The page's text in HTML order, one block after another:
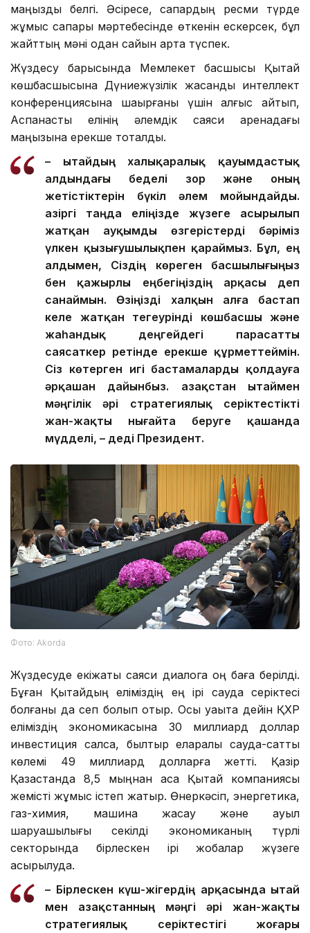
маңызды белгі. Әсіресе, сапардың ресми түрде
жұмыс сапары мәртебесінде өткенін ескерсек, бұл
жайттың мәні одан сайын арта түспек.
Жүздесу барысында Мемлекет басшысы Қытай
көшбасшысына Дүниежүзілік жасанды интеллект
конференциясына шақырғаны үшін алғыс айтып,
Аспанасты елінің әлемдік саяси аренадағы
маңызына ерекше тоқталды.
– Қытайдың халықаралық қауымдастық
алдындағы беделі зор және оның
жетістіктерін бүкіл әлем мойындайды.
Қазіргі таңда еліңізде жүзеге асырылып
жатқан ауқымды өзгерістерді бәріміз
үлкен қызығушылықпен қараймыз. Бұл, ең
алдымен, Сіздің көреген басшылығыңыз
бен қажырлы еңбегіңіздің арқасы деп
санаймын. Өзіңізді халқын алға бастап
келе жатқан тегеурінді көшбасшы және
жаһандық деңгейдегі парасатты
саясаткер ретінде ерекше құрметтеймін.
Сіз көтерген игі бастамаларды қолдауға
әрқашан дайынбыз. Қазақстан Қытаймен
мәңгілік әрі стратегиялық серіктестікті
жан-жақты нығайта беруге қашанда
мүдделі, – деді Президент.
Фото: Аkorda
Жүздесуде екіжақты саяси диалогқа оң баға берілді.
Бұған Қытайдың еліміздің ең ірі сауда серіктесі
болғаны да сеп болып отыр. Осы уақытқа дейін ҚХР
еліміздің экономикасына 30 миллиард доллар
инвестиция салса, былтыр еларалық сауда-саттық
көлемі 49 миллиард долларға жетті. Қазір
Қазақстанда 8,5 мыңнан аса Қытай компаниясы
жемісті жұмыс істеп жатыр. Өнеркәсіп, энергетика,
газ-химия, машина жасау және ауыл
шаруашылығы секілді экономиканың түрлі
секторында бірлескен ірі жобалар жүзеге
асырылуда.
– Бірлескен күш-жігердің арқасында Қытай
мен Қазақстанның мәңгі әрі жан-жақты
стратегиялық серіктестігі жоғары